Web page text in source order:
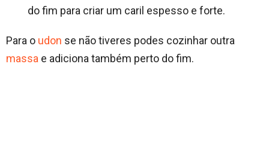
do fim para criar um caril espesso e forte.
Para o udon se não tiveres podes cozinhar outra
massa e adiciona também perto do fim.